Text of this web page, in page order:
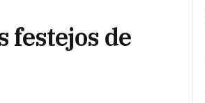
festejos de